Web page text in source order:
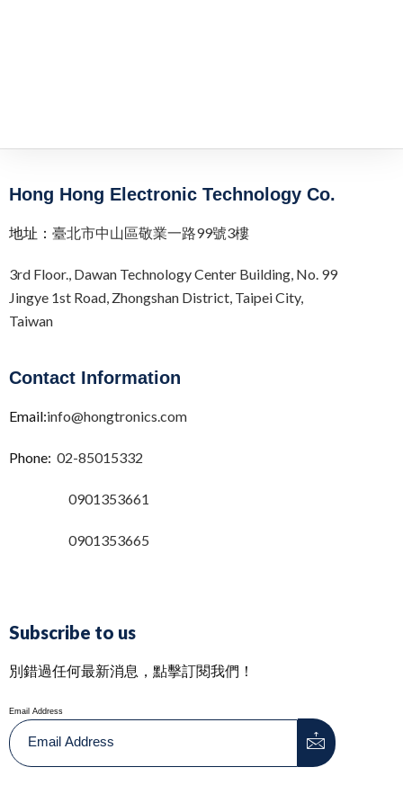
Hong Hong Electronic Technology Co.
地址： 臺北市中山區敬業一路99號3樓
3rd Floor., Dawan Technology Center Building, No. 99
Jingye 1st Road, Zhongshan District, Taipei City,
Taiwan
Contact Information
Email:info@hongtronics.com
Phone: 02-85015332
0901353661
0901353665
Subscribe to us
別錯過任何最新消息，點擊訂閱我們！
Email Address